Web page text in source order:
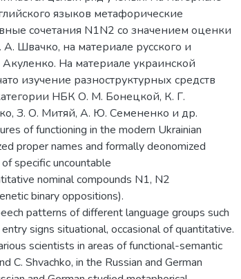
языков метафорические
сочетания N1N2 со значением оценки
Швачко, на материале русского и
На материале украинской
изучение разноструктурных средств
НБК О. М. Бонецкой, К. Г.
З. О. Митяй, А. Ю. Семененко и др.
of functioning in the modern Ukrainian
proper names and formally deonomized
specific uncountable
nominal compounds N1, N2
binary oppositions).
patterns of different language groups such
signs situational, occasional of quantitative.
scientists in areas of functional-semantic
C. Shvachko, in the Russian and German